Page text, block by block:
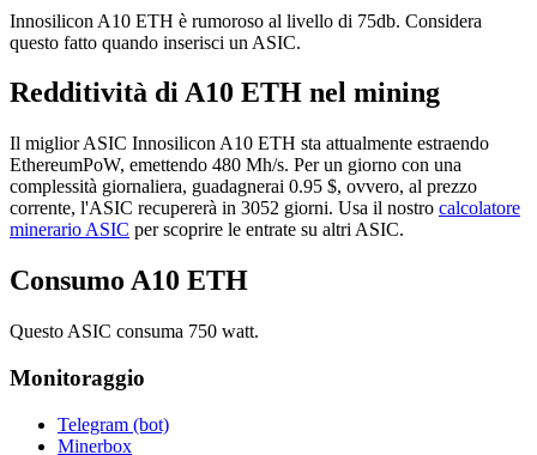
Innosilicon A10 ETH è rumoroso al livello di 75db. Considera
questo fatto quando inserisci un ASIC.
Redditività di A10 ETH nel mining
Il miglior ASIC Innosilicon A10 ETH sta attualmente estraendo
EthereumPoW, emettendo 480 Mh/s. Per un giorno con una
complessità giornaliera, guadagnerai 0.95 $, ovvero, al prezzo
corrente, l'ASIC recupererà in 3052 giorni. Usa il nostro calcolatore
minerario ASIC per scoprire le entrate su altri ASIC.
Consumo A10 ETH
Questo ASIC consuma 750 watt.
Monitoraggio
Telegram (bot)
Minerbox